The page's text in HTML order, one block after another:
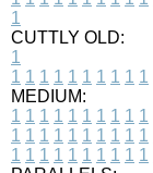
1
CUTTLY OLD:
1
1 1 1 1 1 1 1 1 1 1
MEDIUM:
1 1 1 1 1 1 1 1 1 1
1 1 1 1 1 1 1 1 1 1
1 1 1 1 1 1 1 1 1 1